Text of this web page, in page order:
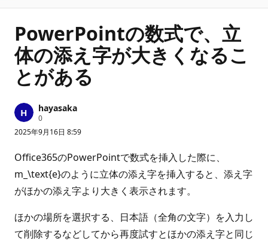
プ
PowerPointの数式で、立
体の添え字が大きくなるこ
とがある
hayasaka
0評
価
の
イ
ン
ト
2025年9月16日 8:59
Office365のPowerPointで数式を挿入した際に、
m_\text{e}のように立体の添え字を挿入すると、添え字
がほかの添え字より大きく表示されます。
ほかの場所を選択する、日本語（全角の文字）を入力し
て削除するなどしてから再度試すとほかの添え字と同じ